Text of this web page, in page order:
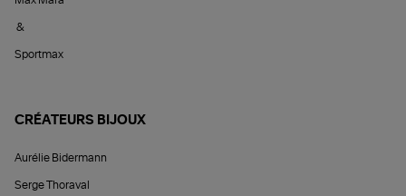
&
Sportmax
CRÉATEURS BIJOUX
Aurélie Bidermann
Serge Thoraval